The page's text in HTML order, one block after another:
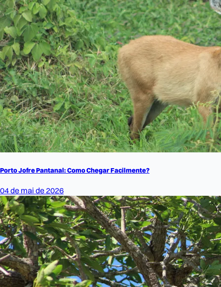
Porto Jofre Pantanal: Como Chegar Facilmente?
04 de mai de 2026